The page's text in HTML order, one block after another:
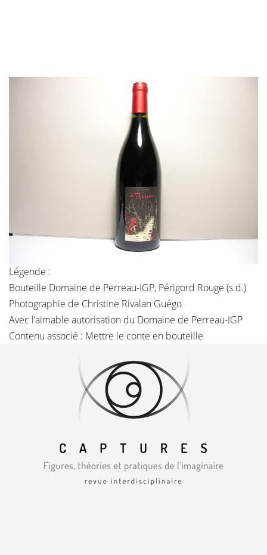
Légende :
Bouteille Domaine de Perreau-IGP, Périgord Rouge (s.d.)
Photographie de Christine Rivalan Guégo
Avec l’aimable autorisation du Domaine de Perreau-IGP
Contenu associé : Mettre le conte en bouteille